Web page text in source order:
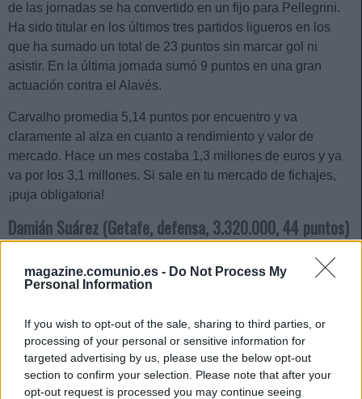
magazine.comunio.es - Do Not Process My
Personal Information
If you wish to opt-out of the sale, sharing to third parties, or
processing of your personal or sensitive information for
targeted advertising by us, please use the below opt-out
section to confirm your selection. Please note that after your
opt-out request is processed you may continue seeing
de las jornadas se ha convertido en un fijo para Pellegrini.
Ha sido titular en los últimos tres partidos ligueros en los
que ha sumado un total de 23 puntos sin marcar gol ni
asistir. En la última jornada sumó 9 puntos en una gran
actuación contra el Alavés.
Carvalho promedia 5,14 puntos por encuentro y va
claramente al alza en cuanto a rendimiento y valor de
mercado. Hace un mes costaba 1,3 millones de euros y ya
va por los 3,1 millones. Si sale en tu mercado de fichajes,
¡puja obligatoria!
Damián Suárez (Getafe, defensa, 3.320.000, 44 puntos)
El charrúa fue la temporada pasada uno de los jugadores
menos recomendables por su baja nota media en
curso está siendo todo lo contrario pese a que su equipo
sea el colista de la competición con 2 puntos de 27
posibles.
Actualmente es el 12º defensa con más puntos (44) y tiene